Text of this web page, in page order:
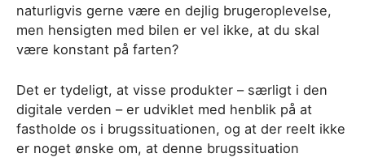
naturligvis gerne være en dejlig brugeroplevelse,
men hensigten med bilen er vel ikke, at du skal
være konstant på farten?
Det er tydeligt, at visse produkter – særligt i den
digitale verden – er udviklet med henblik på at
fastholde os i brugssituationen, og at der reelt ikke
er noget ønske om, at denne brugssituation